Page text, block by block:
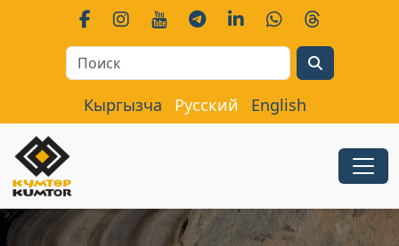
Кыргызча Русский English